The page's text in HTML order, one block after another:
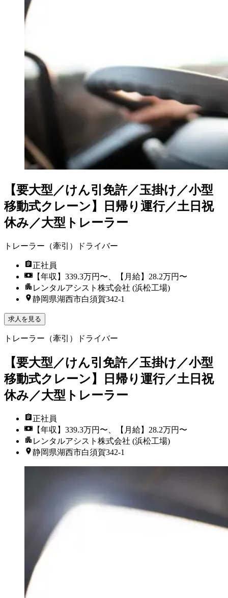
【要大型／けん引免許／玉掛け／小型
移動式クレーン】日帰り運行／土日祝
休み／大型トレーラー
トレーラー（牽引）ドライバー
正社員
【年収】339.3万円〜、【月給】28.2万円〜
レンタルアシスト株式会社 (浜松工場)
静岡県湖西市白須賀342-1
求人を見る
トレーラー（牽引）ドライバー
【要大型／けん引免許／玉掛け／小型
移動式クレーン】日帰り運行／土日祝
休み／大型トレーラー
正社員
【年収】339.3万円〜、【月給】28.2万円〜
レンタルアシスト株式会社 (浜松工場)
静岡県湖西市白須賀342-1